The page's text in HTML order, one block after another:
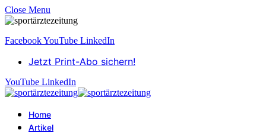
Close Menu
FacebookYouTube LinkedIn
Jetzt Print-Abo sichern!
YouTube LinkedIn
Home
Artikel